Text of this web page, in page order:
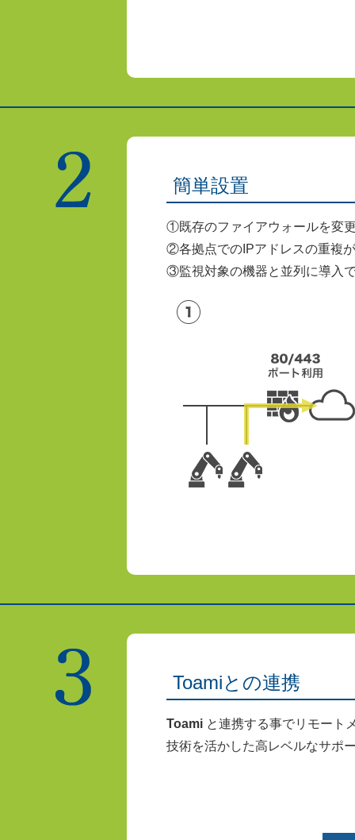
簡単設置
①既存のファイアウォールを変
②各拠点でのIPアドレスの重複
③監視対象の機器と並列に導入
Toamiとの連携
Toami と連携する事でリモート
技術を活かした高レベルなサポ